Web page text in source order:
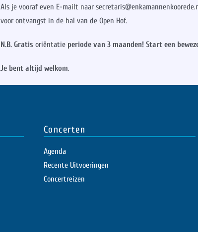
Als je vooraf even E-mailt naar
voor ontvangst in de hal van de Open Hof.
N.B. Gratis oriëntatieperiode van 3 maanden! Start een
Je bent altijd welkom.
Concerten
Agenda
Recente Uitvoeringen
Concertreizen